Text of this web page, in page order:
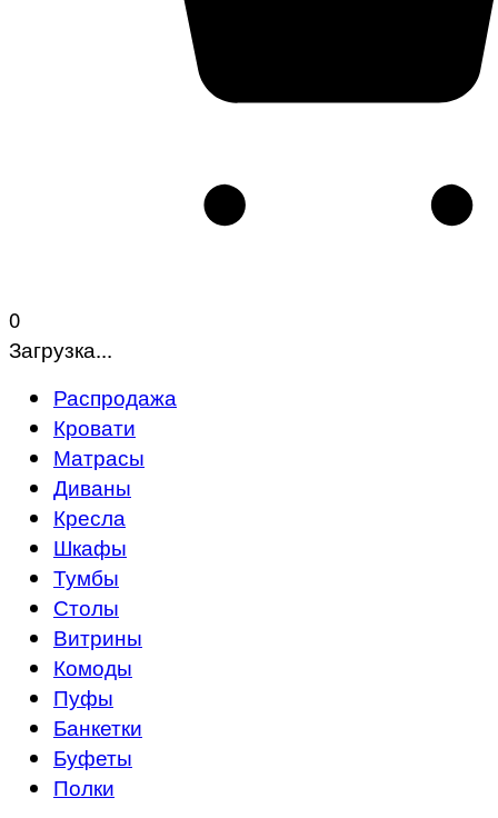
0
Загрузка...
Распродажа
Кровати
Матрасы
Диваны
Кресла
Шкафы
Тумбы
Столы
Витрины
Комоды
Пуфы
Банкетки
Буфеты
Полки